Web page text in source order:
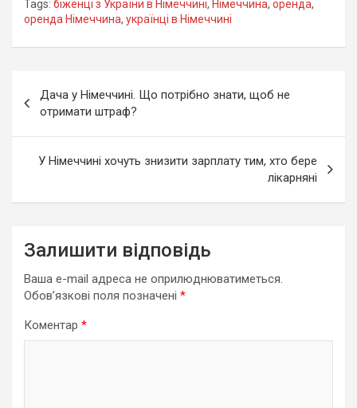
Tags: біженці з України в Німеччині, Німеччина, оренда,
оренда Німеччина, українці в Німеччині
записів
Дача у Німеччині. Що потрібно знати, щоб не
отримати штраф?
У Німеччині хочуть знизити зарплату тим, хто бере
лікарняні
Залишити відповідь
Ваша e-mail адреса не оприлюднюватиметься.
Обов’язкові поля позначені *
Коментар *